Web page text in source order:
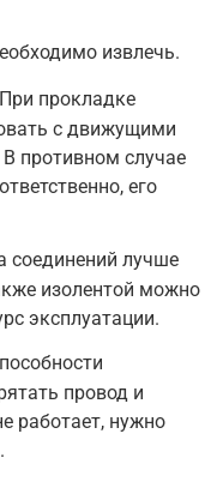
извлечь.
прокладке
с движущими
противном случае
его
соединений лучше
изолентой можно
эксплуатации.
провод и
работает, нужно